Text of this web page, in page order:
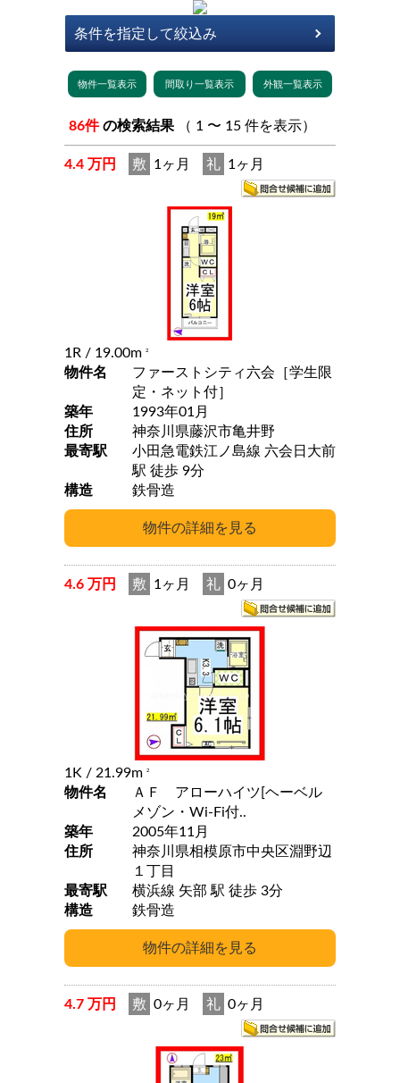
86件 の検索結果 （ 1 〜 15 件を表示）
4.4 万円 敷 1ヶ月 礼 1ヶ月
1R / 19.00m 2
物件名
ファーストシティ六会［学生限
定・ネット付］
築年
1993年01月
住所
神奈川県藤沢市亀井野
最寄駅
小田急電鉄江ノ島線 六会日大前
駅 徒歩 9分
構造
鉄骨造
4.6 万円 敷 1ヶ月 礼 0ヶ月
1K / 21.99m 2
物件名
ＡＦ アローハイツ[ヘーベル
メゾン・Wi-Fi付..
築年
2005年11月
住所
神奈川県相模原市中央区淵野辺
１丁目
最寄駅
横浜線 矢部 駅 徒歩 3分
構造
鉄骨造
4.7 万円 敷 0ヶ月 礼 0ヶ月